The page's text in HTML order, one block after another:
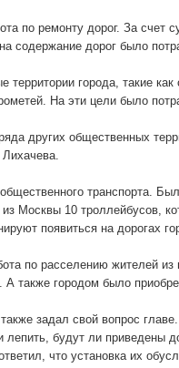
по ремонту дорог. За счет
содержание дорог было
территории города, такие
На эти цели было
других общественных
транспорта.
Москвы 10 троллейбусов,
появиться на дорогах
по расселению жителей из
также городом было
задал свой вопрос
лепить, будут ли приведены
что установка их